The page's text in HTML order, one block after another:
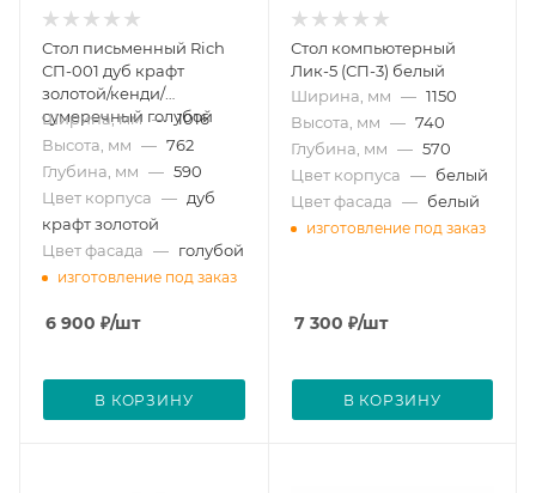
Стол письменный Rich
СП-001 дуб крафт
золотой/кенди/
сумеречный голубой
Ширина, мм — 1016
Высота, мм — 762
Глубина, мм — 590
Цвет корпуса — дуб
крафт золотой
Цвет фасада — голубой
изготовление под заказ
6 900 ₽/шт
В КОРЗИНУ
Стол компьютерный
Лик-5 (СП-3) белый
Ширина, мм — 1150
Высота, мм — 740
Глубина, мм — 570
Цвет корпуса — белый
Цвет фасада — белый
изготовление под заказ
7 300 ₽/шт
В КОРЗИНУ